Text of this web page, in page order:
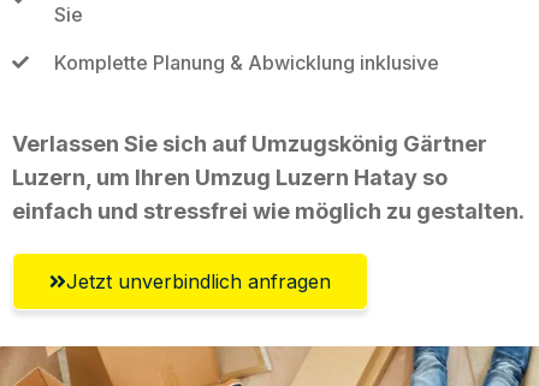
Sie
Komplette Planung & Abwicklung inklusive
Verlassen Sie sich auf Umzugskönig Gärtner
Luzern, um Ihren Umzug Luzern Hatay so
einfach und stressfrei wie möglich zu gestalten.
Jetzt unverbindlich anfragen